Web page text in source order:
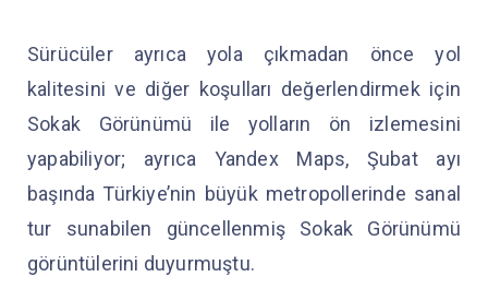
Sürücüler ayrıca yola çıkmadan önce yol
kalitesini ve diğer koşulları değerlendirmek için
Sokak Görünümü ile yolların ön izlemesini
yapabiliyor; ayrıca Yandex Maps, Şubat ayı
başında Türkiye’nin büyük metropollerinde sanal
tur sunabilen güncellenmiş Sokak Görünümü
görüntülerini duyurmuştu.